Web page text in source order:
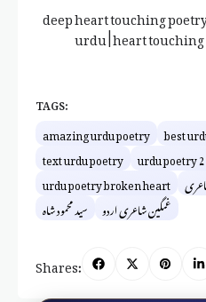
deep heart touching
urdu | heart
TAGS:
amazing urdu poetry best
text urdu poetry urdu poetry
urdu poetry broken heart
سید محمود شاہ غمگین شاعری اردو
Shares: